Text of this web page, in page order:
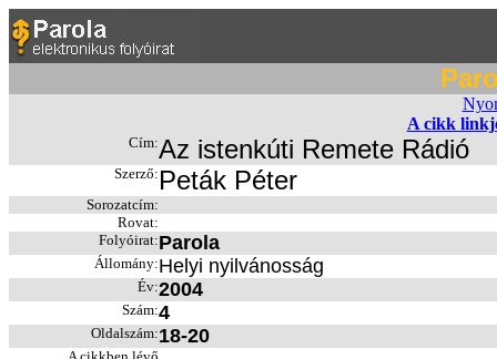
A cikk
Cím:Az istenkúti Remete Rádió
Szerző: Peták Péter
Sorozatcím:
Rovat:
Folyóirat:Parola
Állomány:Helyi nyilvánosság
Év:2004
Szám:4
Oldalszám:18-20